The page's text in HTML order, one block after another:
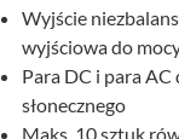
Wyjście
wyjściowa do
Para DC i para
słonecznego
Maks. 10 sztuk